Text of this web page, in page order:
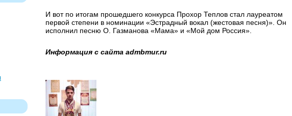
И вот по итогам прошедшего конкурса Прохор Теплов стал лауреатом
первой степени в номинации «Эстрадный вокал (жестовая песня)». Он
исполнил песню О. Газманова «Мама» и «Мой дом Россия».
Информация с сайта admbmur.ru